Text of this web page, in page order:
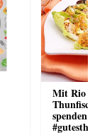
Mit Rio
spenden